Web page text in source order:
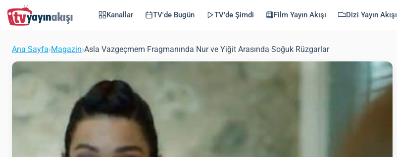
Kanallar TV'de Bugün TV'de Şimdi Film Yayın Akışı Dizi Yayın Akışı
Ana Sayfa›Magazin›Asla Vazgeçmem Fragmanında Nur ve Yiğit Arasında Soğuk Rüzgarlar